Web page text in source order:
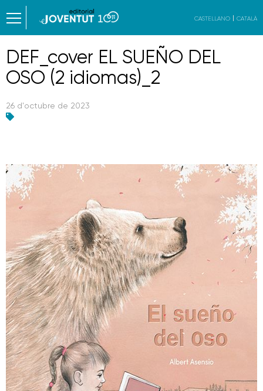
CASTELLANO CATALÀ
DEF_cover EL SUEÑO DEL
OSO (2 idiomas)_2
26 d'octubre de 2023